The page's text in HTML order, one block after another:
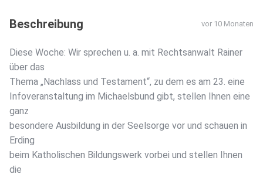
Beschreibung vor 10 Monaten
Diese Woche: Wir sprechen u. a. mit Rechtsanwalt Rainer
über das
Thema „Nachlass und Testament“, zu dem es am 23. eine
Infoveranstaltung im Michaelsbund gibt, stellen Ihnen eine
ganz
besondere Ausbildung in der Seelsorge vor und schauen in
Erding
beim Katholischen Bildungswerk vorbei und stellen Ihnen
die